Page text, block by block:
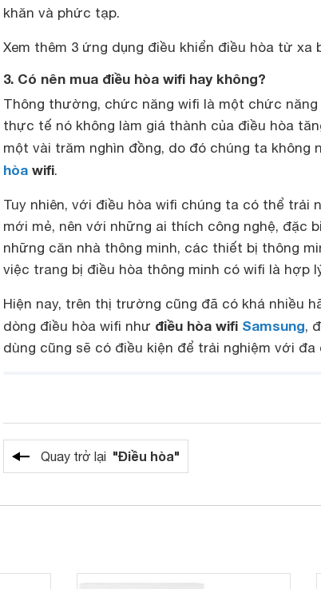
khăn và phức tạp.
Xem thêm 3 ứng dụng điều khiển điều hòa từ xa
3. Có nên mua điều hòa wifi hay không?
Thông thường, chức năng wifi là một chức
thực tế nó không làm giá thành của điều hòa
một vài trăm nghìn đồng, do đó chúng ta không
hòa wifi.
Tuy nhiên, với điều hòa wifi chúng ta có thể trải
mới mẻ, nên với những ai thích công nghệ, đặc
những căn nhà thông minh, các thiết bị thông
việc trang bị điều hòa thông minh có wifi là hợp
Hiện nay, trên thị trường cũng đã có khá nhiều
dòng điều hòa wifi như điều hòa wifi Samsung,
dùng cũng sẽ có điều kiện để trải nghiệm với
Quay trở lại "Điều hòa"